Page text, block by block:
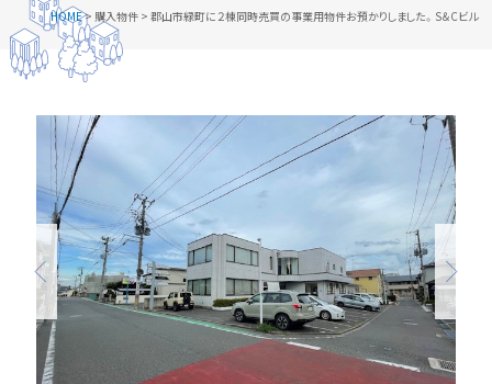
借りたい
マンション・アパート
一戸建て
事業用・駐車場
お知らせ
スタッフブログ
売却相談・見積
物件紹介依頼
HOME> 購入物件> 郡山市緑町に２棟同時売買の事業用物件お預かりしました。S＆Cビル